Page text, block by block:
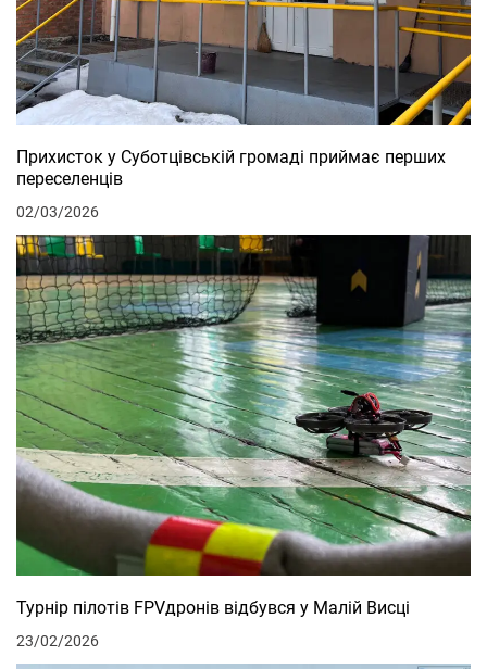
Прихисток у Суботцівській громаді приймає перших
переселенців
02/03/2026
Турнір пілотів FPVдронів відбувся у Малій Висці
23/02/2026